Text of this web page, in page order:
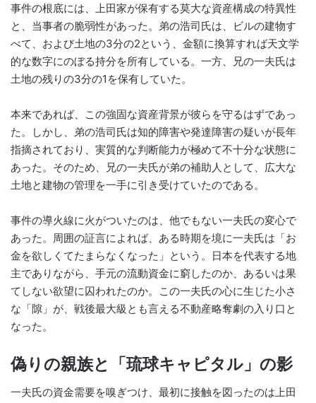
事件の根底には、上田家が保有する莫大な資産構成の特異性
と、当事者の脆弱性があった。弟の浩司氏は、ビルの建物す
べて、および土地の3分の2という、金額に換算すれば天文学
的な数字にのぼる持分を所有している。一方、兄の一夫氏は
土地の残りの3分の1を保有していた。
本来であれば、この強固な資産背景が彼らを守るはずであっ
た。しかし、弟の浩司氏は知的障害や発達障害の疑いが長年
指摘されており、実質的な判断能力が極めて不十分な状態に
あった。そのため、兄の一夫氏が弟の補助人として、広大な
土地と建物の管理を一手に引き受けていたのである。
事件の導火線に火がついたのは、他でもない一夫氏の変心で
あった。周囲の証言によれば、ある時期を境に一夫氏は「お
金を欲しくてたまらなくなった」という。日本を代表する地
主でありながら、手元の流動資金に窮したのか、あるいは果
てしない欲望に囚われたのか。この一夫氏の心に生じた小さ
な「隙」が、戦後最大級とも言える不動産略奪劇の入り口と
なった。
偽りの親族と「琉球キャピタル」の影
一夫氏の資金需要を嗅ぎつけ、最初に接触を図ったのは上田